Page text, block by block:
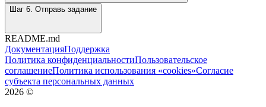
Шаг 6. Отправь задание
README.md
ДокументацияПоддержка
Политика конфиденциальностиПользовательское
соглашениеПолитика использования «cookies»Согласие
субъекта персональных данных
2026 ©